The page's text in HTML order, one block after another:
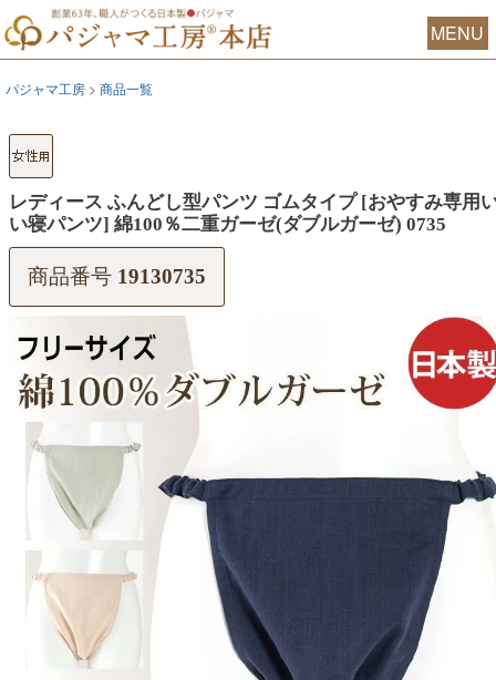
MENU
パジャマ工房 商品一覧
レディース ふんどし型パンツ ゴムタイプ [おやすみ専用
い寝パンツ] 綿100％二重ガーゼ(ダブルガーゼ) 0735
商品番号 19130735